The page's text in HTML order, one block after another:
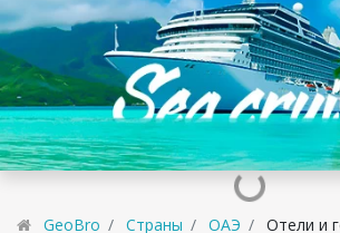
GeoBro Страны ОАЭ Отели и